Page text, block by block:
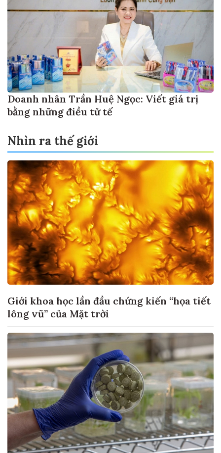
Doanh nhân Trần Huệ Ngọc: Viết giá trị
bằng những điều tử tế
Nhìn ra thế giới
Giới khoa học lần đầu chứng kiến “họa tiết
lông vũ” của Mặt trời